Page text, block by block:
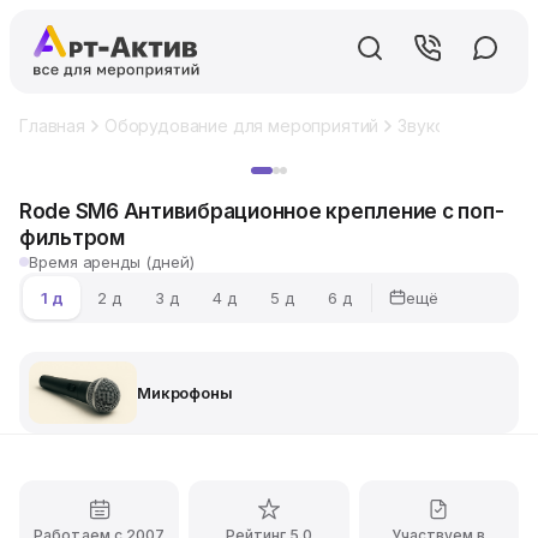
Главная Оборудование для мероприятий Звуковое
Rode SM6 Антивибрационное крепление с поп-
фильтром
Время аренды (дней)
1 д
2 д 3 д 4 д 5 д 6 д ещё
Микрофоны